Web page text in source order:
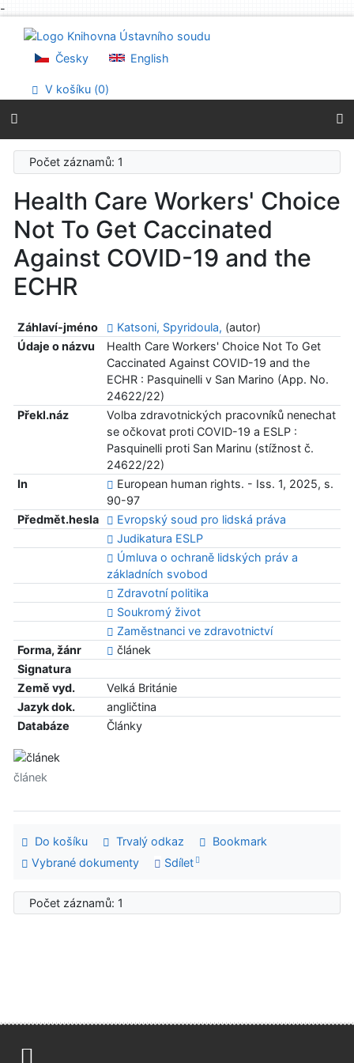
-
Přejít na menu
Prohlášení o webové přístupnosti
Česky English
V košíku (0)
Počet záznamů: 1
Health Care Workers' Choice
Not To Get Caccinated
Against COVID-19 and the
ECHR
Záhlaví-jméno Katsoni, Spyridoula, (autor)
Údaje o názvu
Health Care Workers' Choice Not To Get
Caccinated Against COVID-19 and the
ECHR : Pasquinelli v San Marino (App. No.
24622/22)
Překl.náz
Volba zdravotnických pracovníků nenechat
se očkovat proti COVID-19 a ESLP :
Pasquinelli proti San Marinu (stížnost č.
24622/22)
In
European human rights. - Iss. 1, 2025, s.
90-97
Předmět.hesla
Evropský soud pro lidská práva
Judikatura ESLP
Úmluva o ochraně lidských práv a
základních svobod
Zdravotní politika
Soukromý život
Zaměstnanci ve zdravotnictví
Forma, žánr
článek
Signatura
Země vyd.
Velká Británie
Jazyk dok.
angličtina
Databáze
Články
článek
Do košíku Trvalý odkaz
Bookmark
Vybrané dokumenty
Sdílet
Počet záznamů: 1